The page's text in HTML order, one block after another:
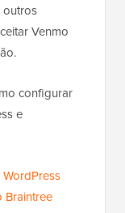
outros
Venmo
configurar
e
Braintree